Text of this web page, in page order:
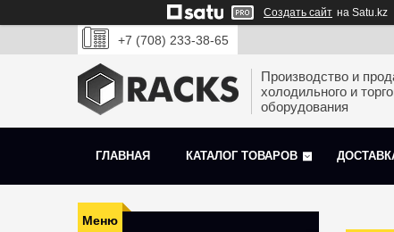
Создать сайт на Satu.kz
+7 (708) 233-38-65
Производство и
холодильного и
оборудования
ГЛАВНАЯ КАТАЛОГ ТОВАРОВ